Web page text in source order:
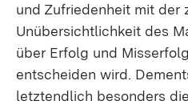
und Zufriedenheit mit der
Unübersichtlichkeit des
über Erfolg und
entscheiden wird.
letztendlich besonders